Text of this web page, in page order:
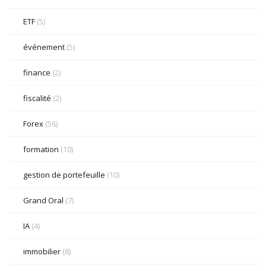
ETF (5)
événement (5)
finance (2)
fiscalité (2)
Forex (56)
formation (10)
gestion de portefeuille (10)
Grand Oral (7)
IA (4)
immobilier (8)